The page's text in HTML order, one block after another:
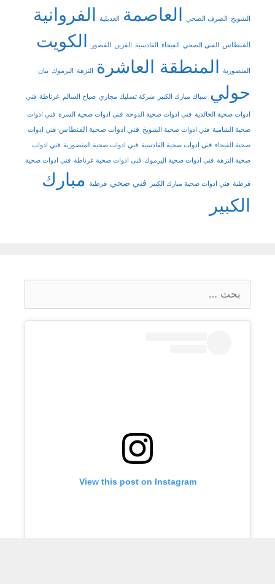
الشويخ الصرف الصحي العاصمة العديلية الفروانية
الفنطاس الفني الصحي الفيحاء القادسية القرين القصور الكويت
المنصورية المنطقة العاشرة النزهة اليرموك بيان
حولي سباك مبارك الكبير شركة تسليك مجاري صباح السالم غرناطة فني
ادوات صحية الخالدية فني ادوات صحية الدوحة فني ادوات صحية السرة فني ادوات
صحية الشامية فني ادوات صحية الشويخ فني ادوات صحية الفنطاس فني ادوات
صحية الفيحاء فني ادوات صحية القادسية فني ادوات صحية المنصورية فني ادوات
صحية النزهة فني ادوات صحية اليرموك فني ادوات صحية غرناطة فني ادوات صحية
قرطبة فني ادوات صحية مبارك الكبير فني صحي قرطبة مبارك
الكبير
عن:
View this post on Instagram